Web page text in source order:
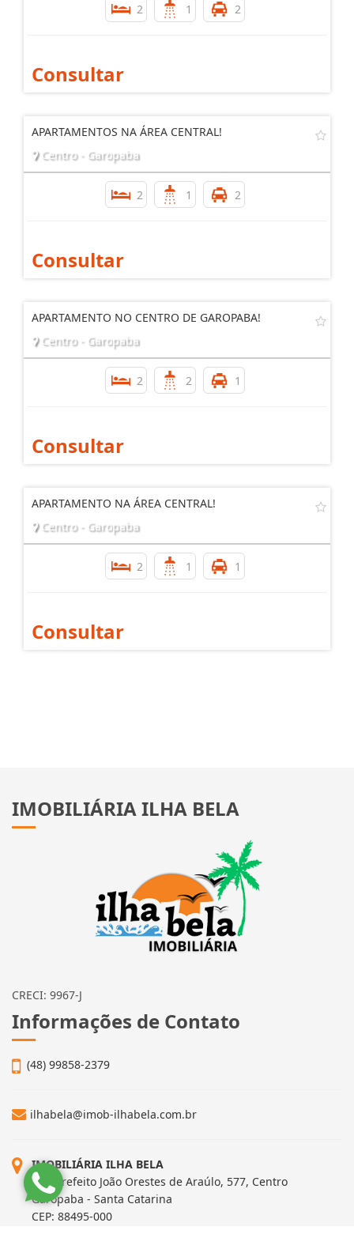
2 1 2
Consultar
APARTAMENTOS NA ÁREA CENTRAL!
Centro - Garopaba
2 1 2
Consultar
APARTAMENTO NO CENTRO DE GAROPABA!
Centro - Garopaba
2 2 1
Consultar
APARTAMENTO NA ÁREA CENTRAL!
Centro - Garopaba
2 1 1
Consultar
IMOBILIÁRIA ILHA BELA
CRECI: 9967-J
Informações de Contato
(48) 99858-2379
ilhabela@imob-ilhabela.com.br
IMOBILIÁRIA ILHA BELA
Rua Prefeito João Orestes de Araúlo, 577, Centro
Garopaba - Santa Catarina
CEP: 88495-000